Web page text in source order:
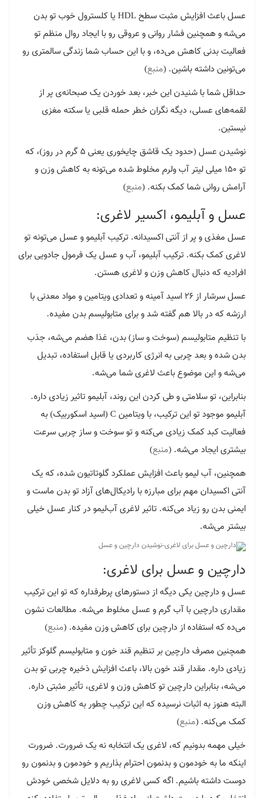
عسل باعث افزایش مثبت سطح HDL یا کلسترول خوب تو بدن
می‌شه و همچنین فشار روانی و عروقی رو با ایجاد روال منظم تو
فعالیت بدنی کاهش می‌ده، و با این حساب شما زندگی سالمتری رو
می‌تونین داشته باشین. (منبع)
حداقل شما با شنیدن این خبر، بعد خوردن یک صبحانه‌ی پر از
لقمه‌های عسلی، دیگه نگران خطر حمله قلبی یا سکته مغزی
نیستین.
نوشیدن عسل (حدود یک قاشق چایخوری یعنی 5 گرم در روز)، که
تو 150 میلی لیتر آب ولرم مخلوط شده می‌تونه به کاهش وزن و
آرامش روانی شما کمک بکنه. (منبع)
عسل و آبلیمو، اکسیر لاغری:
عسل مغذی و پر از آنتی اکسیدانه. ترکیب آبلیمو و عسل می‌تونه تو
لاغری کمک بکنه. ترکیب آبلیمو، آب و عسل یک فرمول جادویی برای
افرادیه که دنبال کاهش وزن و لاغری هستن.
عسل سرشار از 26 اسید آمینه و تعدادی ویتامین و مواد معدنی با
ارزشه که در بالا هم گفته شد و برای متابولیسم بدن مفیده.
با تنظیم متابولیسم (سوخت و ساز) بدن، غذا هضم می‌شه، جذب
بدن شده و بعد چربی به انرژی کاربردی یا قابل استفاده، تبدیل
می‌شه و این موضوع باعث لاغری شما می‌شه.
بنابراین، تو سلامتی و طی کردن این روند، آبلیمو تاثیر زیادی داره.
آبلیمو موجود تو این ترکیب، با ویتامین C (اسید اسکوربیک) به
فعالیت کبد کمک زیادی می‌کنه و تو سوخت و ساز چربی سرعت
بیشتری ایجاد می‌شه. (منبع)
همچنین، آب لیمو باعث افزایش عملکرد گلوتاتیون شده، که یک
آنتی اکسیدان مهم برای مبارزه با رادیکال‌های آزاد تو بدن ماست و
ایمنی بدن رو زیاد می‌کنه. تاثیر لاغری آب‌لیمو در کنار عسل خیلی
بیشتر می‌شه.
دارچین و عسل برای لاغری:
عسل و دارچین یکی دیگه از دستورهای پرطرفداره که تو این ترکیب
مقداری دارچین با آب گرم و عسل مخلوط می‌شه. مطالعات نشون
می‌ده که استفاده از دارچین برای کاهش وزن مفیده. (منبع)
همچنین مصرف دارچین بر تنظیم قند خون و متابولیسم گلوکز تأثیر
زیادی داره. مقدار قند خون بالا، باعث افزایش ذخیره چربی تو بدن
می‌شه، بنابراین دارچین تو کاهش وزن و لاغری، تأثیر مثبتی داره.
البته هنوز به اثبات نرسیده که این ترکیب چطور به کاهش وزن
کمک می‌کنه. (منبع)
خیلی مهمه بدونیم که، لاغری یک انتخابه نه یک ضرورت. ضرورت
اینکه ما به خودمون و بدنمون احترام بذاریم و خودمون و بدنمون رو
دوست داشته باشیم. اگه کسی لاغری رو به دلایل شخصی خودش